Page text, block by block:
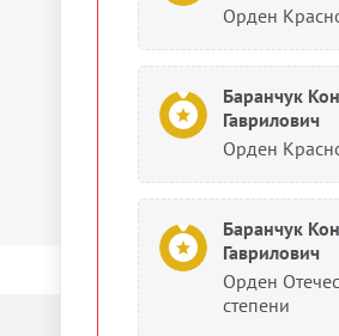
Орден
Баранчук
Гаврилович
Орден
Баранчук
Гаврилович
Орден
степени